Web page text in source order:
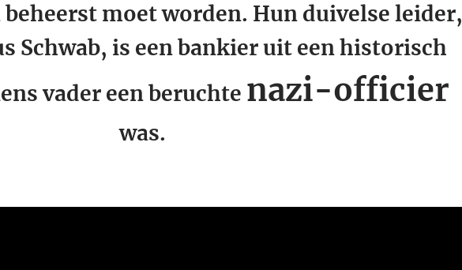
moet worden. Hun duivelse leider,
Schwab, is een bankier uit een historisch
vader een beruchte nazi-officier
was.